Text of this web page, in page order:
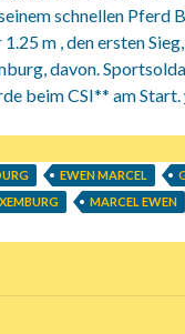
schnellen Pferd
m , den ersten
davon.
beim CSI** am Start.
EWEN MARCEL
MARCEL EWEN